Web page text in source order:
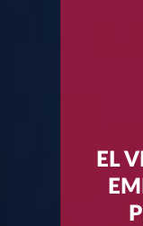
EL